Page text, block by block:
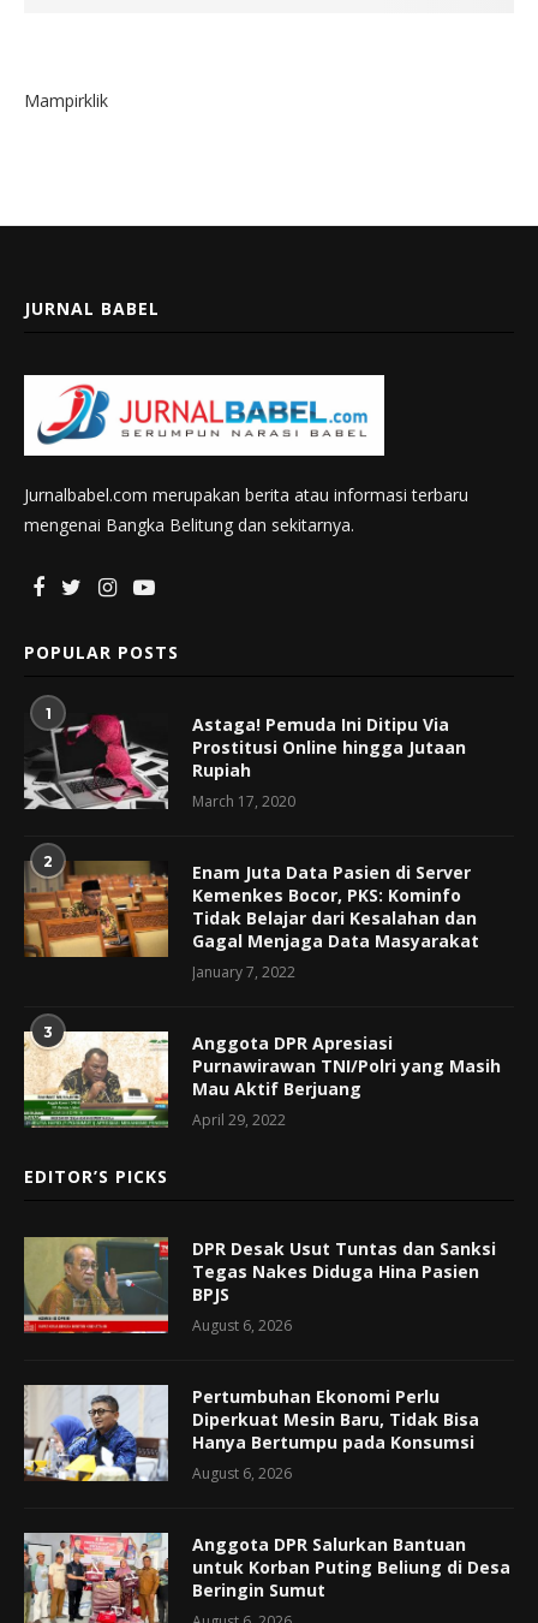
Mampirklik
JURNAL BABEL
Jurnalbabel.com merupakan berita atau informasi terbaru
mengenai Bangka Belitung dan sekitarnya.
POPULAR POSTS
1
Astaga! Pemuda Ini Ditipu Via
Prostitusi Online hingga Jutaan
Rupiah
March 17, 2020
2
Enam Juta Data Pasien di Server
Kemenkes Bocor, PKS: Kominfo
Tidak Belajar dari Kesalahan dan
Gagal Menjaga Data Masyarakat
January 7, 2022
3
Anggota DPR Apresiasi
Purnawirawan TNI/Polri yang Masih
Mau Aktif Berjuang
April 29, 2022
EDITOR’S PICKS
DPR Desak Usut Tuntas dan Sanksi
Tegas Nakes Diduga Hina Pasien
BPJS
August 6, 2026
Pertumbuhan Ekonomi Perlu
Diperkuat Mesin Baru, Tidak Bisa
Hanya Bertumpu pada Konsumsi
August 6, 2026
Anggota DPR Salurkan Bantuan
untuk Korban Puting Beliung di Desa
Beringin Sumut